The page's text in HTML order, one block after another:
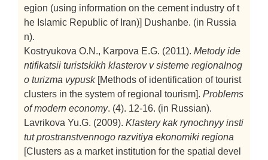
egion (using information on the cement industry of t
he Islamic Republic of Iran)] Dushanbe. (in Russia
n).
Kostryukova O.N., Karpova E.G. (2011). Metody ide
ntifikatsii turistskikh klasterov v sisteme regionalnog
o turizma vypusk[Methods of identification of tourist
clusters in the system of regional tourism]. Problems
of modern economy. (4). 12-16. (in Russian).
Lavrikova Yu.G. (2009). Klastery kak rynochnyy insti
tut prostranstvennogo razvitiya ekonomiki regiona
[Clusters as a market institution for the spatial devel